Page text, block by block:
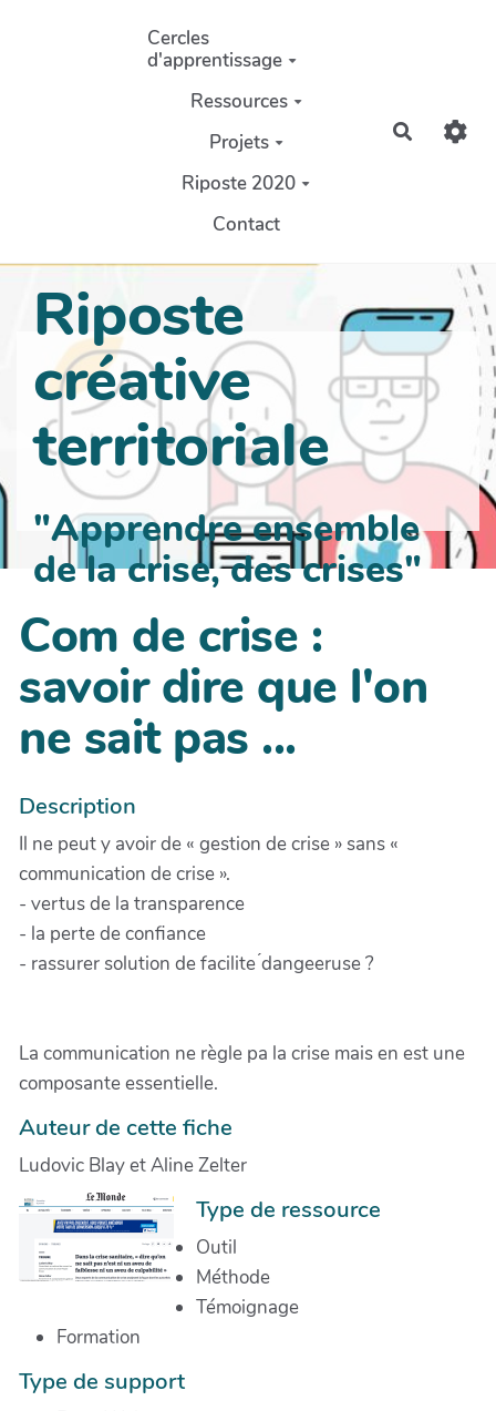
Aller au contenu principal
Cercles
d'apprentissage
Ressources
Projets
Riposte 2020
Contact
Riposte
créative
territoriale
"Apprendre ensemble
de la crise, des crises"
Com de crise :
savoir dire que l'on
ne sait pas ...
Description
Il ne peut y avoir de « gestion de crise » sans «
communication de crise ».
- vertus de la transparence
- la perte de confiance
- rassurer solution de facilite ́dangeeruse ?
La communication ne règle pa la crise mais en est une
composante essentielle.
Auteur de cette fiche
Ludovic Blay et Aline Zelter
Type de ressource
Outil
Méthode
Témoignage
Formation
Type de support